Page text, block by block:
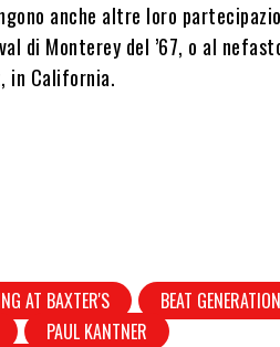
anche altre loro
di Monterey del ’67, o al
in California.
AT BAXTER'S
BEAT GENERATION
PAUL KANTNER